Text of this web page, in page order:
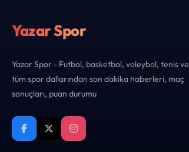
Yazar Spor
Yazar Spor - Futbol, basketbol, voleybol, tenis ve
tüm spor dallarından son dakika haberleri, maç
sonuçları, puan durumu